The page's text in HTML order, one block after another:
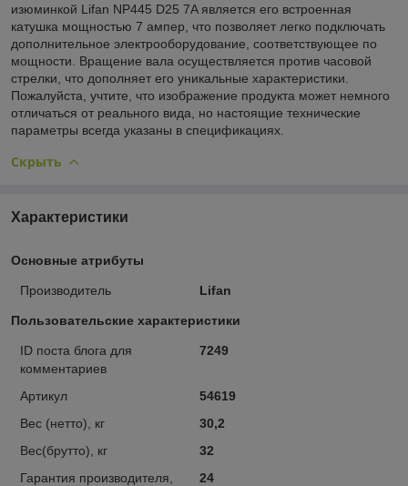
изюминкой Lifan NP445 D25 7A является его встроенная
катушка мощностью 7 ампер, что позволяет легко подключать
дополнительное электрооборудование, соответствующее по
мощности. Вращение вала осуществляется против часовой
стрелки, что дополняет его уникальные характеристики.
Пожалуйста, учтите, что изображение продукта может немного
отличаться от реального вида, но настоящие технические
параметры всегда указаны в спецификациях.
Скрыть
Характеристики
Основные атрибуты
Производитель Lifan
Пользовательские характеристики
ID поста блога для
комментариев
7249
Артикул
54619
Вес (нетто), кг
30,2
Вес(брутто), кг
32
Гарантия производителя,
24